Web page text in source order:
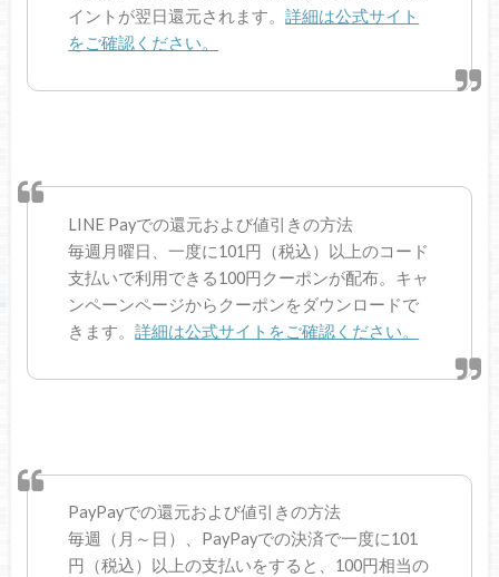
イントが翌日還元されます。詳細は公式サイト
をご確認ください。
LINE Payでの還元および値引きの方法
毎週月曜日、一度に101円（税込）以上のコード
支払いで利用できる100円クーポンが配布。キャ
ンペーンページからクーポンをダウンロードで
きます。詳細は公式サイトをご確認ください。
PayPayでの還元および値引きの方法
毎週（月～日）、PayPayでの決済で一度に101
円（税込）以上の支払いをすると、100円相当の